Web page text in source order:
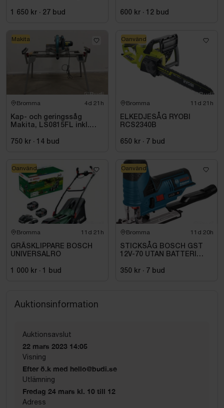
1 650 kr · 27 bud
600 kr · 12 bud
Bromma 4d 21h
Kap- och geringssåg
Makita, LS0815FL inkl.
Bosch, GTA 2600
750 kr · 14 bud
Makita
Bromma 11d 21h
ELKEDJESÅG RYOBI
RCS2340B
650 kr · 7 bud
Oanvänd
Bromma 11d 21h
GRÄSKLIPPARE BOSCH
UNIVERSALRO
1 000 kr · 1 bud
Oanvänd
Bromma 11d 20h
STICKSÅG BOSCH GST
12V-70 UTAN BATTERI
350 kr · 7 bud
Oanvänd
Auktionsinformation
Auktionsavslut
22 mars 2023 14:05
Visning
Efter ö.k med hello@budi.se
Utlämning
Fredag 24 mars kl. 10 till 12
Adress